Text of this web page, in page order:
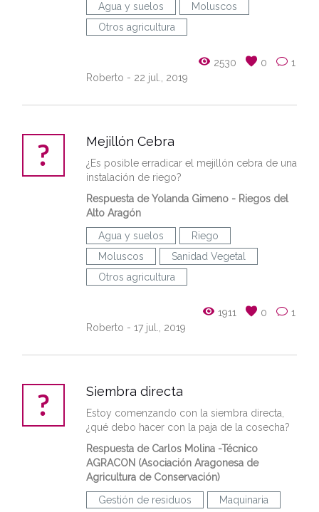
Agua y suelos
Moluscos
Otros agricultura
2530 0
1
Roberto - 22 jul., 2019
Mejillón Cebra
¿Es posible erradicar el mejillón cebra de una
instalación de riego?
Respuesta de Yolanda Gimeno - Riegos del
Alto Aragón
Agua y suelos
Riego
Moluscos
Sanidad Vegetal
Otros agricultura
1911 0
1
Roberto - 17 jul., 2019
Siembra directa
Estoy comenzando con la siembra directa,
¿qué debo hacer con la paja de la cosecha?
Respuesta de Carlos Molina -Técnico
AGRACON (Asociación Aragonesa de
Agricultura de Conservación)
Gestión de residuos
Maquinaria